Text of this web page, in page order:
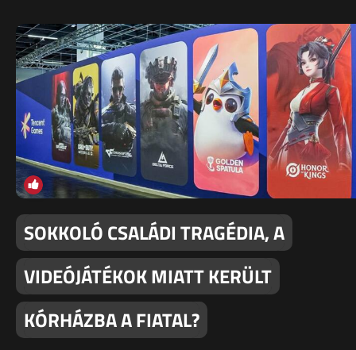
SOKKOLÓ CSALÁDI TRAGÉDIA, A
VIDEÓJÁTÉKOK MIATT KERÜLT
KÓRHÁZBA A FIATAL?